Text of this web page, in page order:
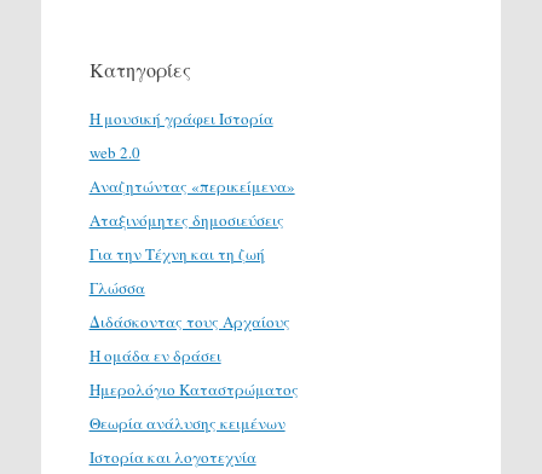
Κατηγορίες
H μουσική γράφει Ιστορία
web 2.0
Αναζητώντας «περικείμενα»
Αταξινόμητες δημοσιεύσεις
Για την Τέχνη και τη ζωή
Γλώσσα
Διδάσκοντας τους Αρχαίους
Η ομάδα εν δράσει
Ημερολόγιο Καταστρώματος
Θεωρία ανάλυσης κειμένων
Ιστορία και λογοτεχνία